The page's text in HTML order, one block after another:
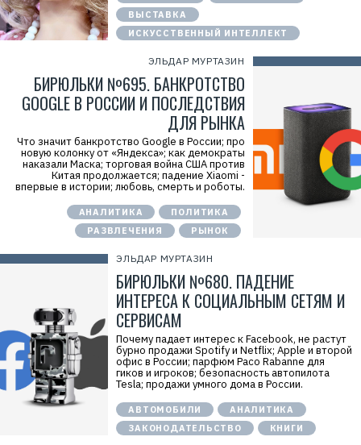
ВЫСТАВКА
ИСКУССТВЕННЫЙ ИНТЕЛЛЕКТ
ЭЛЬДАР МУРТАЗИН
БИРЮЛЬКИ №695. БАНКРОТСТВО
GOOGLE В РОССИИ И ПОСЛЕДСТВИЯ
ДЛЯ РЫНКА
Что значит банкротство Google в России; про
новую колонку от «Яндекса»; как демократы
наказали Маска; торговая война США против
Китая продолжается; падение Xiaomi -
впервые в истории; любовь, смерть и роботы.
АНАЛИТИКА
ПОЛИТИКА
РАЗВЛЕЧЕНИЯ
РЫНОК
ЭЛЬДАР МУРТАЗИН
БИРЮЛЬКИ №680. ПАДЕНИЕ
ИНТЕРЕСА К СОЦИАЛЬНЫМ СЕТЯМ И
СЕРВИСАМ
Почему падает интерес к Facebook, не растут
бурно продажи Spotify и Netflix; Apple и второй
офис в России; парфюм Paco Rabanne для
гиков и игроков; безопасность автопилота
Tesla; продажи умного дома в России.
АВТОМОБИЛИ
АНАЛИТИКА
ЗАКОНОДАТЕЛЬСТВО
КНИГИ
л
а
м
E
r
i
d
=
V
f
n